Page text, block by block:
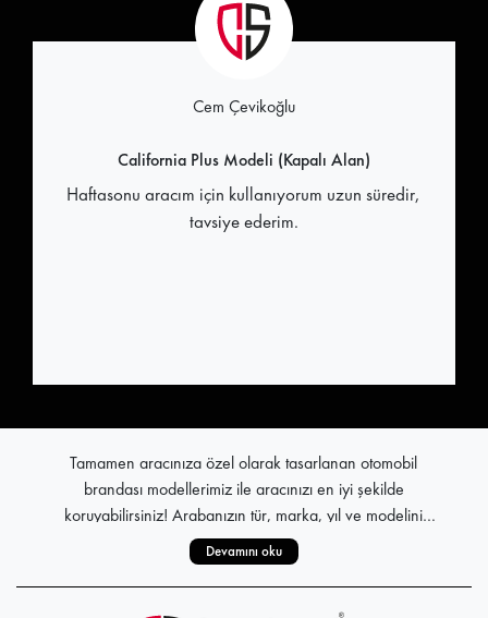
Cem Çevikoğlu
California Plus Modeli (Kapalı Alan)
Haftasonu aracım için kullanıyorum uzun süredir,
tavsiye ederim.
Tamamen aracınıza özel olarak tasarlanan otomobil
brandası modellerimiz ile aracınızı en iyi şekilde
koruyabilirsiniz! Arabanızın tür, marka, yıl ve modelini
kalitesi ile göz doldurur. Yaz sıcaklarından kışın zorlu hava
koşullarına kadar, yılın her döneminde koruma sağlayan 4
Stoksuz çalışma prensibi ile tüm pratik araç brandası
modelleri, tamamen sizin talepleriniz doğrultusunda üretilir.
Devamını oku